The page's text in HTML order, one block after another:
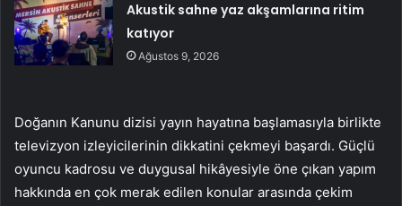
Akustik sahne yaz akşamlarına ritim
katıyor
Ağustos 9, 2026
Doğanın Kanunu dizisi yayın hayatına başlamasıyla birlikte
televizyon izleyicilerinin dikkatini çekmeyi başardı. Güçlü
oyuncu kadrosu ve duygusal hikâyesiyle öne çıkan yapım
hakkında en çok merak edilen konular arasında çekim